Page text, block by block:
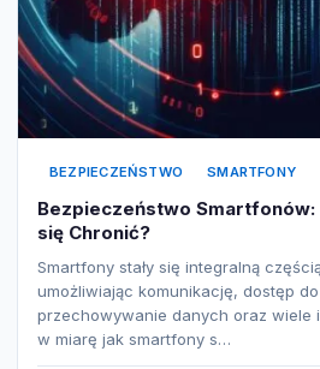
BEZPIECZEŃSTWO SMARTFONY
Bezpieczeństwo Smartfonów:
się Chronić?
Smartfony stały się integralną
umożliwiając komunikację, dostęp
przechowywanie danych oraz wiele
w miarę jak smartfony s…